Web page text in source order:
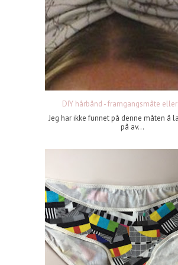
DIY hårbånd - framgangsmåte
Jeg har ikke funnet på denne måten å
på av...